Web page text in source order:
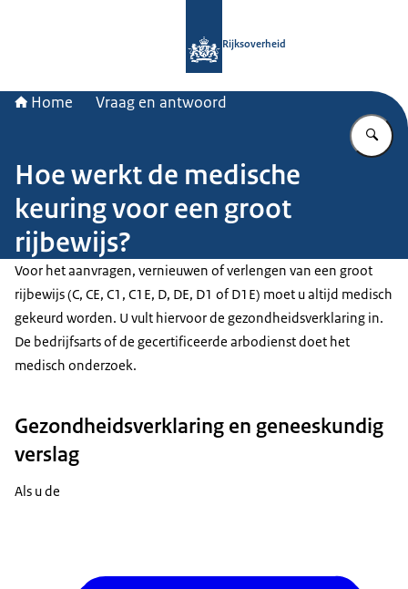
Rijksoverheid
Home Vraag en antwoord
Hoe werkt de medische
keuring voor een groot
rijbewijs?
Voor het aanvragen, vernieuwen of verlengen van een groot
rijbewijs (C, CE, C1, C1E, D, DE, D1 of D1E) moet u altijd medisch
gekeurd worden. U vult hiervoor de gezondheidsverklaring in.
De bedrijfsarts of de gecertificeerde arbodienst doet het
medisch onderzoek.
Gezondheidsverklaring en geneeskundig
verslag
Als u de